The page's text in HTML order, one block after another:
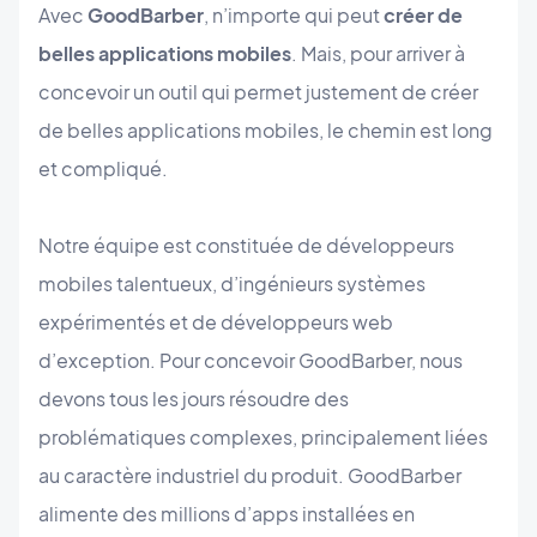
AvecGoodBarber, n’importe qui peutcréer de
belles applications mobiles. Mais, pour arriver à
concevoir un outil qui permet justement de créer
de belles applications mobiles, le chemin est long
et compliqué.
Notre équipe est constituée de développeurs
mobiles talentueux, d’ingénieurs systèmes
expérimentés et de développeurs web
d’exception. Pour concevoir GoodBarber, nous
devons tous les jours résoudre des
problématiques complexes, principalement liées
au caractère industriel du produit. GoodBarber
alimente des millions d’apps installées en